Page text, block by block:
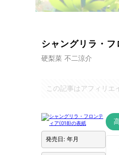
シャングリラ・
硬梨菜 不二涼介
この記事はアフィリエ
発売日: 年月